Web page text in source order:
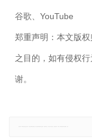
谷歌、YouTube
郑重声明：本文版
之目的，如有侵权
谢。